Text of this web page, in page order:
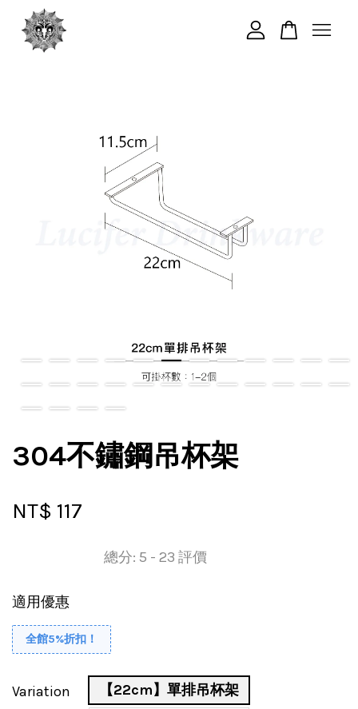
304不鏽鋼吊杯架
NT$ 117
總分: 5 - 23 評價
適用優惠
全館5%折扣！
Variation
【22cm】單排吊杯架